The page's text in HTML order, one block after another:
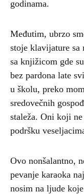
godinama.
Međutim, ubrzo
stoje klavijature sa
sa knjižicom gde
bez pardona late
u školu, preko
sredovečnih
staleža. Oni koji
podršku
Ovo nonšalantno,
pevanje karaoka
nosim na ljude